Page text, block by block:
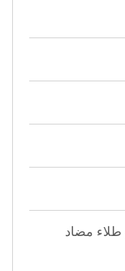
طلاء مضاد